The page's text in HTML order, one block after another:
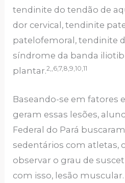
tendinite do tendão de
dor cervical, tendinite
patelofemoral, tendinite
síndrome da banda
plantar.2,,6,7,8,9,10,11
Baseando-se em fatores
geram essas lesões,
Federal do Pará
sedentários com atletas,
observar o grau de
com isso, lesão